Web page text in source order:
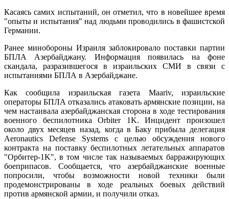
Касаясь самих испытаний, он отметил, что в новейшее время
"опыты и испытания" над людьми проводились в фашистской
Германии.
Ранее минобороны Израиля заблокировало поставки партии
БПЛА Азербайджану. Информация появилась на фоне
скандала, разразившегося в израильских СМИ в связи с
испытаниями БПЛА в Азербайджане.
Как сообщила израильская газета Maariv, израильские
операторы БПЛА отказались атаковать армянские позиции, на
чем настаивала азербайджанская сторона в ходе тестирования
военного беспилотника Orbiter 1K. Инцидент произошел
около двух месяцев назад, когда в Баку прибыла делегация
Aeronautics Defense Systems с целью обсуждения нового
контракта на поставку беспилотных летательных аппаратов
"Орбитер-1K", в том числе так называемых барражирующих
боеприпасов. Сообщается, что азербайджанские военные
попросили, чтобы возможности новой техники были
продемонстрированы в ходе реальных боевых действий
против армянской армии, и получили отказ.